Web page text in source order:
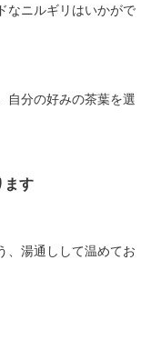
なニルギリはいかがで
自分の好みの茶葉を選
ます
、湯通しして温めてお